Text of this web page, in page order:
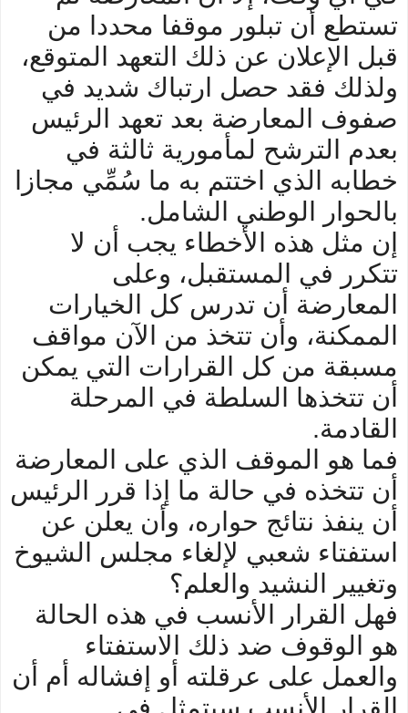
تستطع أن تبلور موقفا محددا من
قبل الإعلان عن ذلك التعهد المتوقع،
ولذلك فقد حصل ارتباك شديد في
صفوف المعارضة بعد تعهد الرئيس
بعدم الترشح لمأمورية ثالثة في
خطابه الذي اختتم به ما سُمِّي مجازا
بالحوار الوطني الشامل.
إن مثل هذه الأخطاء يجب أن لا
تتكرر في المستقبل، وعلى
المعارضة أن تدرس كل الخيارات
الممكنة، وأن تتخذ من الآن مواقف
مسبقة من كل القرارات التي يمكن
أن تتخذها السلطة في المرحلة
القادمة.
فما هو الموقف الذي على المعارضة
أن تتخذه في حالة ما إذا قرر الرئيس
أن ينفذ نتائج حواره، وأن يعلن عن
استفتاء شعبي لإلغاء مجلس الشيوخ
وتغيير النشيد والعلم؟
فهل القرار الأنسب في هذه الحالة
هو الوقوف ضد ذلك الاستفتاء
والعمل على عرقلته أو إفشاله أم أن
القرار الأنسب سيتمثل في